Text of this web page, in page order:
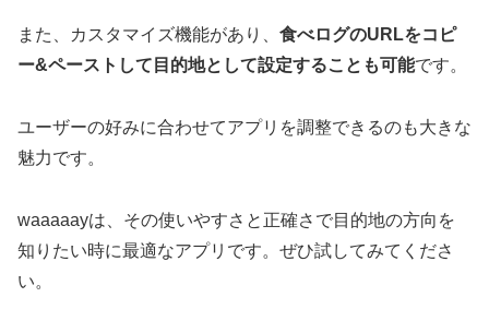
また、カスタマイズ機能があり、 食べログのURLをコピ
ー&ペーストして目的地として設定することも可能です。
ユーザーの好みに合わせてアプリを調整できるのも大きな
魅力です。
waaaaayは、その使いやすさと正確さで目的地の方向を
知りたい時に最適なアプリです。ぜひ試してみてくださ
い。